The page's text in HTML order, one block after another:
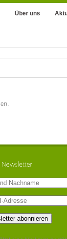
Über uns